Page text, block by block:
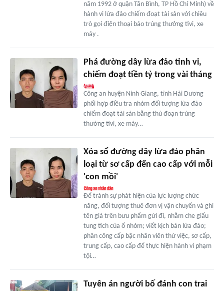
năm 1992 ở quận Tân Bình, TP Hồ Chí Minh) về
hành vi lừa đảo chiếm đoạt tài sản với chiêu
trò gọi điện thoại báo trúng thưởng tivi, xe
máy .
Phá đường dây lừa đảo tinh vi,
chiếm đoạt tiền tỷ trong vài tháng
Công an huyện Ninh Giang, tỉnh Hải Dương
phối hợp điều tra nhóm đối tượng lừa đảo
chiếm đoạt tài sản bằng thủ đoạn trúng
thưởng tivi, xe máy…
Xóa sổ đường dây lừa đảo phân
loại từ sơ cấp đến cao cấp với mỗi
'con mồi'
Để tránh sự phát hiện của lực lượng chức
năng, đối tượng thuê đơn vị vận chuyển và ghi
tên giả trên bưu phẩm gửi đi, nhằm che giấu
tung tích của ổ nhóm; viết kịch bản lừa đảo;
phân công cấp bậc nhân viên thử việc, sơ cấp,
trung cấp, cao cấp để thực hiện hành vi phạm
tội…
Tuyên án người bố đánh con trai